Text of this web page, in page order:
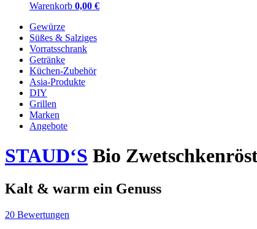
Warenkorb 0,00 €
Gewürze
Süßes & Salziges
Vorratsschrank
Getränke
Küchen-Zubehör
Asia-Produkte
DIY
Grillen
Marken
Angebote
STAUD‘S Bio
Kalt & warm ein Genuss
20 Bewertungen